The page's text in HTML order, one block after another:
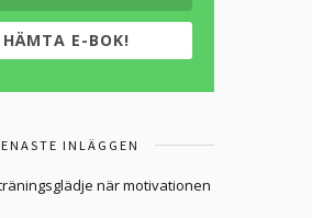
HÄMTA E-BOK!
INLÄGGEN
när motivationen